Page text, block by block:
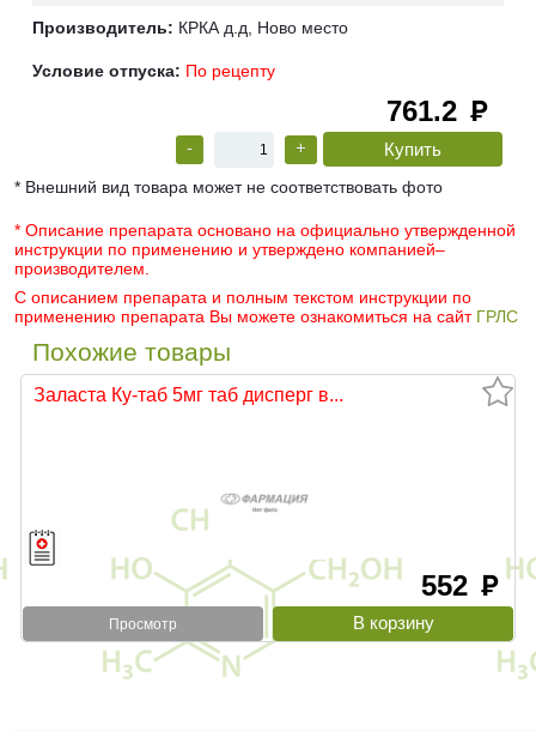
Производитель: КРКА д.д, Ново место
Условие отпуска: По рецепту
761.2 руб
- +
* Внешний вид товара может не соответствовать фото
* Описание препарата основано на официально утвержденной
инструкции по применению и утверждено компанией–
производителем.
С описанием препарата и полным текстом инструкции по
применению препарата Вы можете ознакомиться на сайт ГРЛС
Похожие товары
Заласта Ку-таб 5мг таб дисперг в...
552 руб
Просмотр